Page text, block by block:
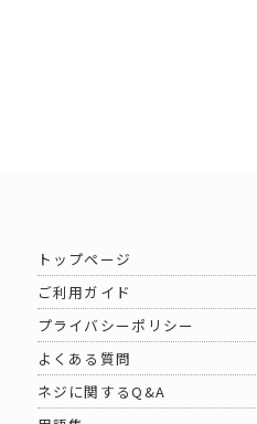
トップページ
ご利用ガイド
プライバシーポリシー
よくある質問
ネジに関するQ&A